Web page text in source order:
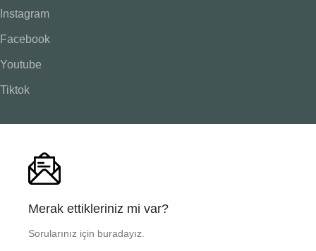
Instagram
Facebook
Youtube
Tiktok
Merak ettikleriniz mi var?
Sorularınız için buradayız.